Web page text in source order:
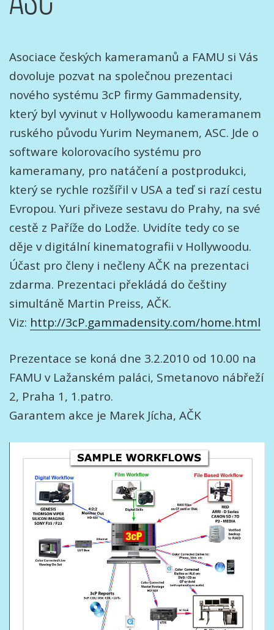
Asociace českých kameramanů a FAMU si Vás
dovoluje pozvat na společnou prezentaci
nového systému 3cP firmy Gammadensity,
který byl vyvinut v Hollywoodu kameramanem
ruského původu Yurim Neymanem, ASC. Jde o
software kolorovacího systému pro
kameramany, pro natáčení a postprodukci,
který se rychle rozšířil v USA a teď si razí cestu
Evropou. Yuri přiveze sestavu do Prahy, na své
cestě z Paříže do Lodže. Uvidíte tedy co se
děje v digitální kinematografii v Hollywoodu.
Účast pro členy i nečleny AČK na prezentaci
zdarma. Prezentaci překládá do češtiny
simultáně Martin Preiss, AČK.
Viz: http://3cP.gammadensity.com/home.html
Prezentace se koná dne 3.2.2010 od 10.00 na
FAMU v Lažanském paláci, Smetanovo nábřeží
2, Praha 1, 1.patro.
Garantem akce je Marek Jícha, AČK